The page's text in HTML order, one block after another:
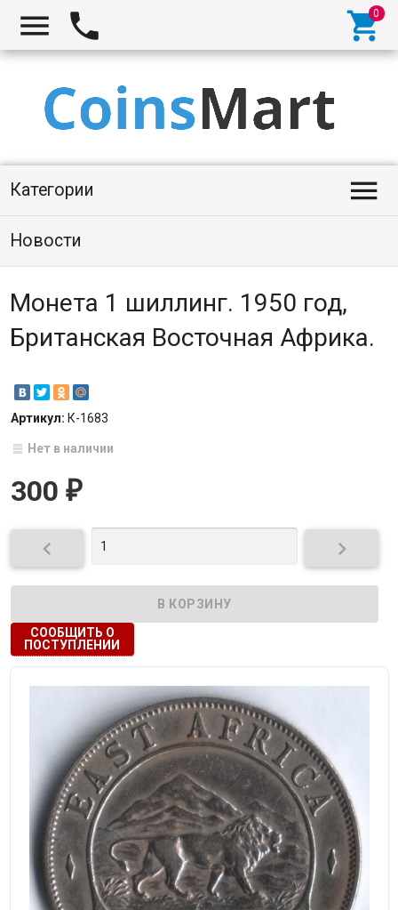
  
Категории 
Новости
Монета 1 шиллинг. 1950 год,
Британская Восточная Африка.
Артикул: К-1683
Нет в наличии
300 ₽
 
СООБЩИТЬ О
ПОСТУПЛЕНИИ